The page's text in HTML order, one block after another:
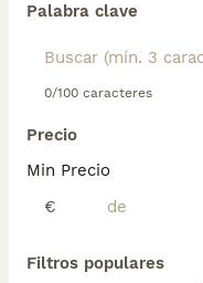
Palabra clave
0/100 caracteres
Precio
Min Precio
€
Filtros populares